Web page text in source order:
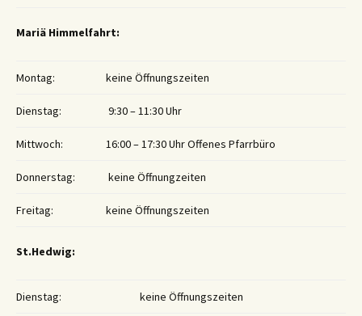
Mariä Himmelfahrt:
Montag: keine Öffnungszeiten
Dienstag: 9:30 – 11:30 Uhr
Mittwoch: 16:00 – 17:30 Uhr Offenes Pfarrbüro
Donnerstag: keine Öffnungzeiten
Freitag: keine Öffnungszeiten
St.Hedwig:
Dienstag: keine Öffnungszeiten